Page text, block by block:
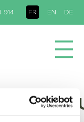
FR EN DE
914